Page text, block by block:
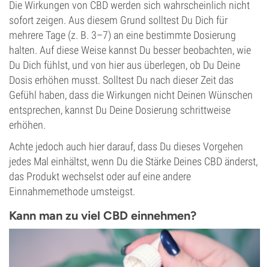
Die Wirkungen von CBD werden sich wahrscheinlich nicht
sofort zeigen. Aus diesem Grund solltest Du Dich für
mehrere Tage (z. B. 3–7) an eine bestimmte Dosierung
halten. Auf diese Weise kannst Du besser beobachten, wie
Du Dich fühlst, und von hier aus überlegen, ob Du Deine
Dosis erhöhen musst. Solltest Du nach dieser Zeit das
Gefühl haben, dass die Wirkungen nicht Deinen Wünschen
entsprechen, kannst Du Deine Dosierung schrittweise
erhöhen.
Achte jedoch auch hier darauf, dass Du dieses Vorgehen
jedes Mal einhältst, wenn Du die Stärke Deines CBD änderst,
das Produkt wechselst oder auf eine andere
Einnahmemethode umsteigst.
Kann man zu viel CBD einnehmen?